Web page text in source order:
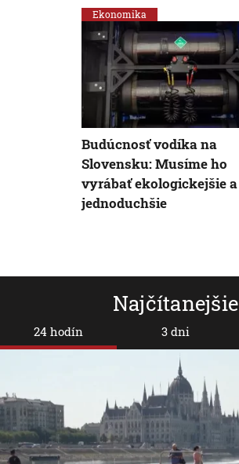
Najčítanejšie
24 hodín 3 dni
Ekonomika
Budúcnosť vodíka na
Slovensku: Musíme ho
vyrábať ekologickejšie a
jednoduchšie